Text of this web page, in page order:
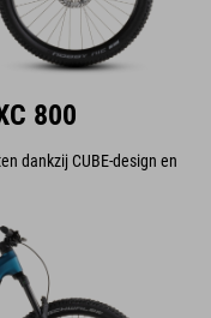
800
dankzij CUBE-design en